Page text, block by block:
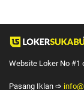
Website Loker No #1
Pasang Iklan ➩